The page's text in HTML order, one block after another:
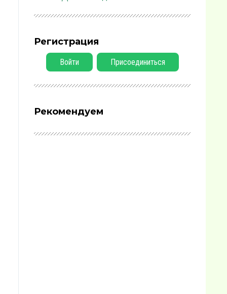
Регистрация
Войти Присоединиться
Рекомендуем